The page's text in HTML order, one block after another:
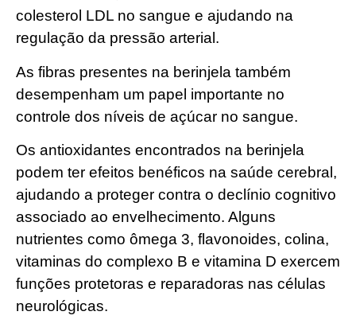
colesterol LDL no sangue e ajudando na
regulação da pressão arterial.
As fibras presentes na berinjela também
desempenham um papel importante no
controle dos níveis de açúcar no sangue.
Os antioxidantes encontrados na berinjela
podem ter efeitos benéficos na saúde cerebral,
ajudando a proteger contra o declínio cognitivo
associado ao envelhecimento. Alguns
nutrientes como ômega 3, flavonoides, colina,
vitaminas do complexo B e vitamina D exercem
funções protetoras e reparadoras nas células
neurológicas.